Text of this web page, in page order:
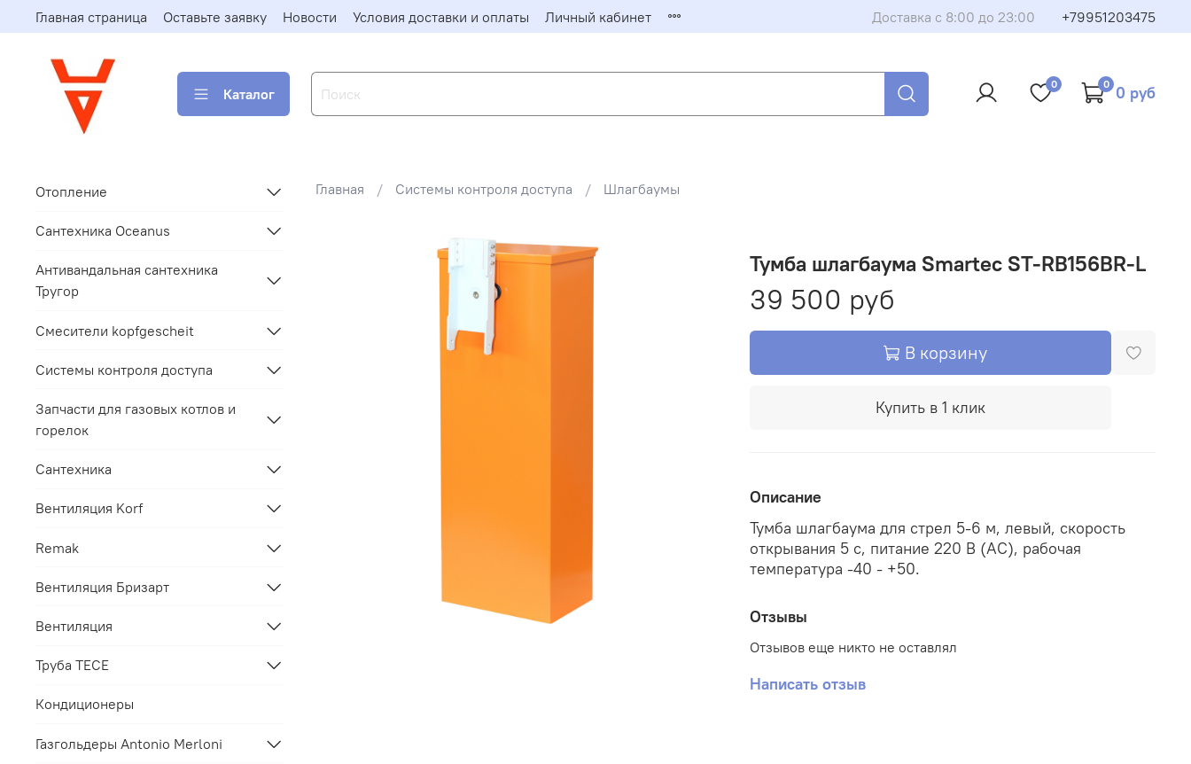
Главная страница Оставьте заявку Новости Условия доставки и оплаты Личный кабинет Доставка с 8:00 до 23:00 +79951203475
Каталог
0 0 0 руб
Главная Системы контроля доступа Шлагбаумы
Тумба шлагбаума Smartec ST-RB156BR-L
39 500 руб
В корзину
Купить в 1 клик
Описание
Тумба шлагбаума для стрел 5-6 м, левый, скорость
открывания 5 с, питание 220 В (AC), рабочая
температура -40 - +50.
Отзывы
Отзывов еще никто не оставлял
Написать отзыв
Отопление
Сантехника Oceanus
Антивандальная сантехника
Тругор
Смесители kopfgescheit
Системы контроля доступа
Запчасти для газовых котлов и
горелок
Сантехника
Вентиляция Korf
Remak
Вентиляция Бризарт
Вентиляция
Труба TECE
Кондиционеры
Газгольдеры Antonio Merloni
Заполните форму, и мы свяжемся с вами в ближайшее время. Менеджер